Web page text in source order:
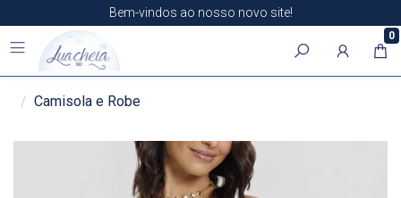
Bem-vindos ao nosso novo site!
0
Camisola e Robe